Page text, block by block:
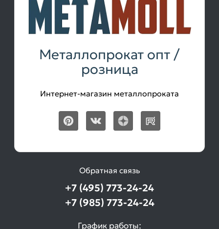
Металлопрокат опт /
розница
Интернет-магазин металлопроката
Обратная связь
+7 (495) 773-24-24
+7 (985) 773-24-24
График работы: